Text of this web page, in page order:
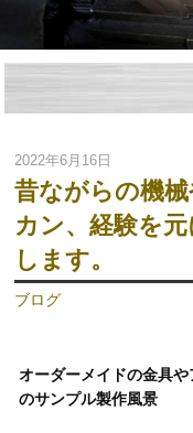
2022年6月16日
昔ながらの機
カン、経験を
します。
ブログ
オーダーメイドの金具
のサンプル製作風景